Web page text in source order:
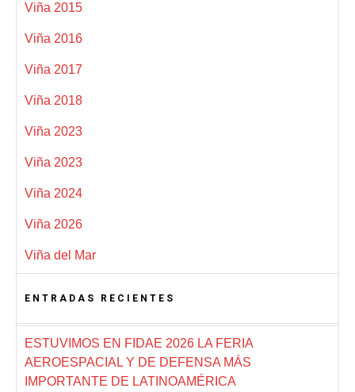
Viña 2015
Viña 2016
Viña 2017
Viña 2018
Viña 2023
Viña 2023
Viña 2024
Viña 2026
Viña del Mar
ENTRADAS RECIENTES
ESTUVIMOS EN FIDAE 2026 LA FERIA
AEROESPACIAL Y DE DEFENSA MÁS
IMPORTANTE DE LATINOAMÉRICA